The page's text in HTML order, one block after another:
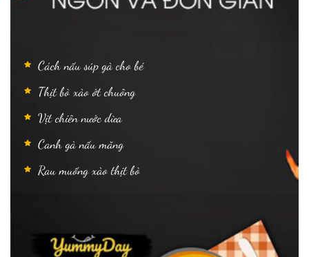
Cách nấu súp gà cho bé
Thịt bò xào ớt chuông
Vịt chiên nước dừa
Canh gà nấu măng
Rau muống xào thịt bò